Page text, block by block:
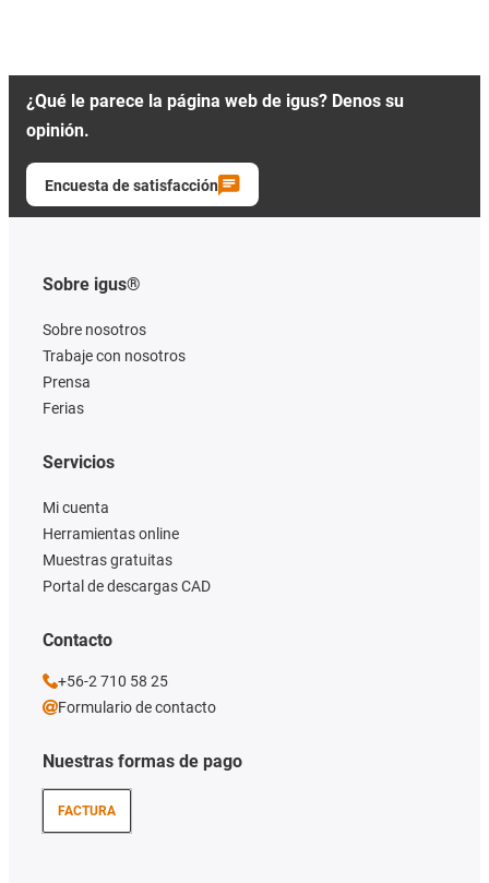
¿Qué le parece la página web de igus? Denos su
opinión.
Encuesta de satisfacción
Sobre igus®
Sobre nosotros
Trabaje con nosotros
Prensa
Ferias
Nuestras formas de pago
FACTURA
Servicios
Mi cuenta
Herramientas online
Muestras gratuitas
Portal de descargas CAD
Contacto
+56-2 710 58 25
Formulario de contacto